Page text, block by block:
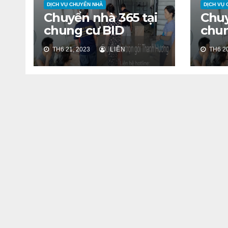
DỊCH VỤ CHUYỂN NHÀ
Chuyển nhà 365 tại
chung cư BID
Residence Tố Hữu
TH6 21, 2023 LIÊN
DỊCH VỤ
HàTH6